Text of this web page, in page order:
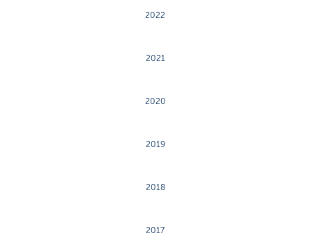
2022
2021
2020
2019
2018
2017